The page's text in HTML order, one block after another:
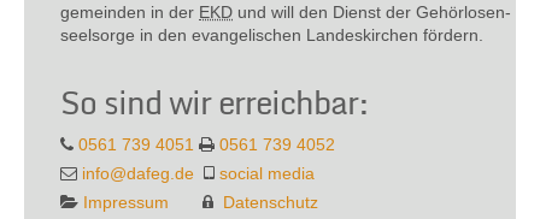
gemeinden in der EKD und will den Dienst der Gehör­losen­
seel­sorge in den evange­lischen Landes­kirchen fördern.
So sind wir erreichbar:
0561 739 4051
0561 739 4052
info@dafeg.de
social media
Impressum
Datenschutz